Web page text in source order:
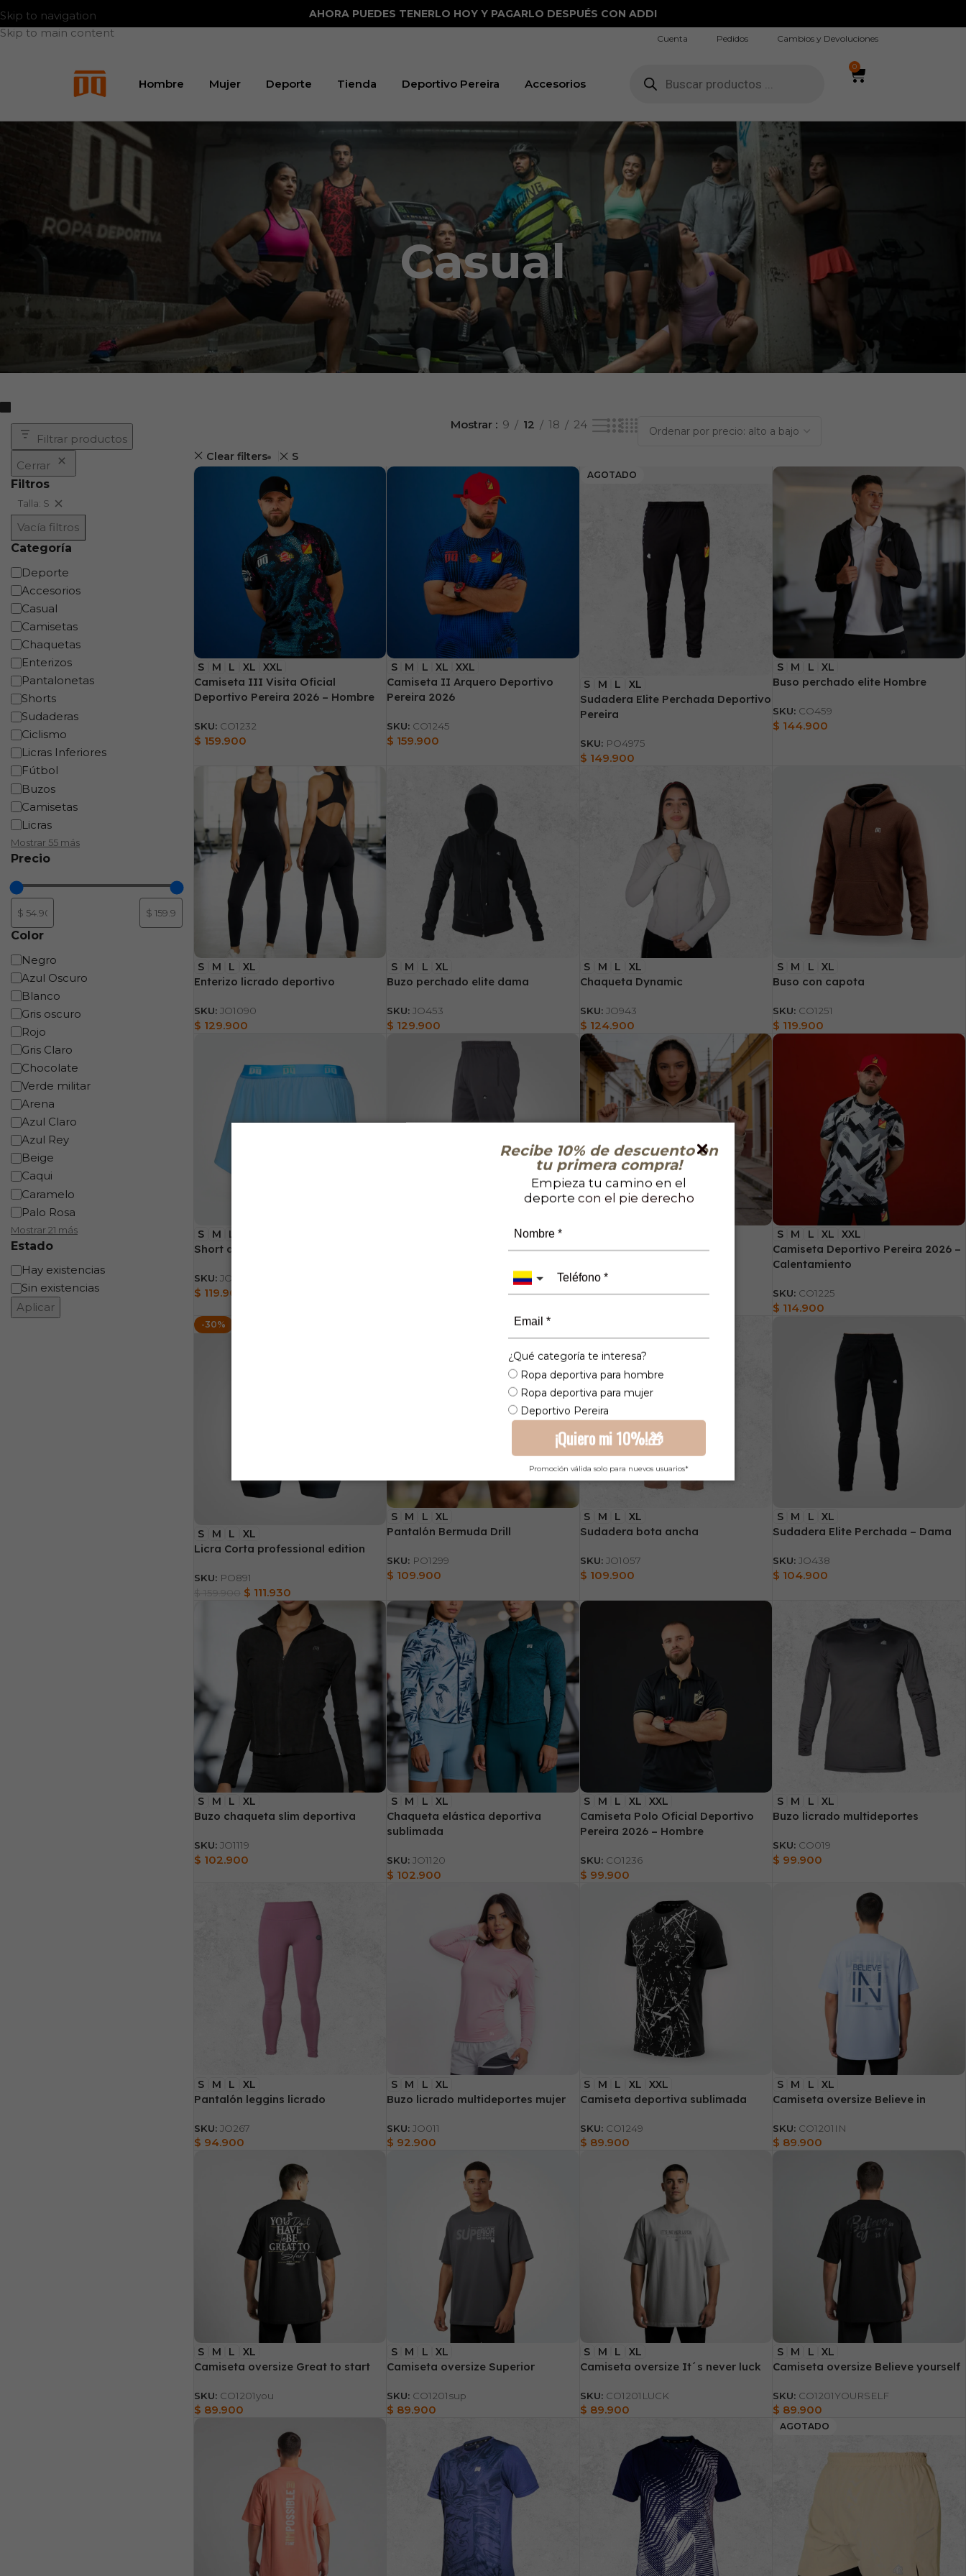
Recibe 10% de descuento en
tu primera compra!
Empieza tu camino en el
deporte con el pie derecho
¿Qué categoría te interesa?
Ropa deportiva para hombre
Ropa deportiva para mujer
Deportivo Pereira
¡Quiero mi 10%!🎁
Promoción válida solo para nuevos usuarios*
Skip to navigation
Skip to main content
AHORA PUEDES TENERLO HOY Y PAGARLO DESPUÉS CON ADDI
Cuenta Pedidos Cambios y Devoluciones
Hombre Mujer Deporte Tienda Deportivo Pereira Accesorios
0
Casual
Filtrar productos
Cerrar
Filtros
Talla: S
Vacía filtros
Categoría
Deporte
Accesorios
Casual
Camisetas
Chaquetas
Enterizos
Pantalonetas
Shorts
Sudaderas
Ciclismo
Licras Inferiores
Fútbol
Buzos
Camisetas
Licras
Mostrar 55 más
Precio
Color
Negro
Azul Oscuro
Blanco
Gris oscuro
Rojo
Gris Claro
Chocolate
Verde militar
Arena
Azul Claro
Azul Rey
Beige
Caqui
Caramelo
Palo Rosa
Mostrar 21 más
Estado
Hay existencias
Sin existencias
Aplicar
Mostrar 9 12 18 24
Clear filters S
S M L XL XXL
Camiseta III Visita Oficial
Deportivo Pereira 2026 – Hombre
SKU: CO1232
$ 159.900
S M L XL XXL
Camiseta II Arquero Deportivo
Pereira 2026
SKU: CO1245
$ 159.900
AGOTADO
S M L XL
Sudadera Elite Perchada Deportivo
Pereira
SKU: PO4975
$ 149.900
S M L XL
Buso perchado elite Hombre
SKU: CO459
$ 144.900
S M L XL
Enterizo licrado deportivo
SKU: JO1090
$ 129.900
S M L XL
Buzo perchado elite dama
SKU:JO453
$ 129.900
S M L XL
Chaqueta Dynamic
SKU: JO943
$ 124.900
S M L XL
Buso con capota
SKU: CO1251
$ 119.900
S M L
Short de atletismo plisado
SKU: JO1088
$ 119.900
Sudadera Elite Perchada – Hombre Buso con capota – dama
SKU:JO1051
$114.900
S M L XL XXL
Camiseta Deportivo Pereira 2026 –
Calentamiento
SKU: CO1225
$ 114.900
-30%
S M L XL
Licra Corta professional edition
SKU: PO891
$ 111.930
S M L XL
Pantalón Bermuda Drill
SKU: PO1299
$ 109.900
S M L XL
Sudadera bota ancha
SKU: JO1057
$ 109.900
S M L XL
Sudadera Elite Perchada – Dama
SKU:JO438
$ 104.900
S M L XL
Buzo chaqueta slim deportiva
SKU: JO1119
$ 102.900
S M L XL
Chaqueta elástica deportiva
sublimada
SKU:JO1120
$ 102.900
S M L XL XXL
Camiseta Polo Oficial Deportivo
Pereira 2026 – Hombre
SKU: CO1236
$ 99.900
S M L XL
Buzo licrado multideportes
SKU: CO019
$ 99.900
S M L XL
Pantalón leggins licrado
SKU: JO267
$ 94.900
S M L XL
Buzo licrado multideportes mujer
SKU:JO011
$ 92.900
S M L XL XXL
Camiseta deportiva sublimada
SKU: CO1249
$ 89.900
S M L XL
Camiseta oversize Believe in
SKU: CO1201IN
$ 89.900
S M L XL
Camiseta oversize Great to start
SKU: CO1201you
$ 89.900
S M L XL
Camiseta oversize Superior
SKU: CO1201sup
$ 89.900
S M L XL
Camiseta oversize It´s never luck
SKU: CO1201LUCK
$ 89.900
S M L XL
Camiseta oversize Believe yourself
SKU: CO1201YOURSELF
$ 89.900
AGOTADO